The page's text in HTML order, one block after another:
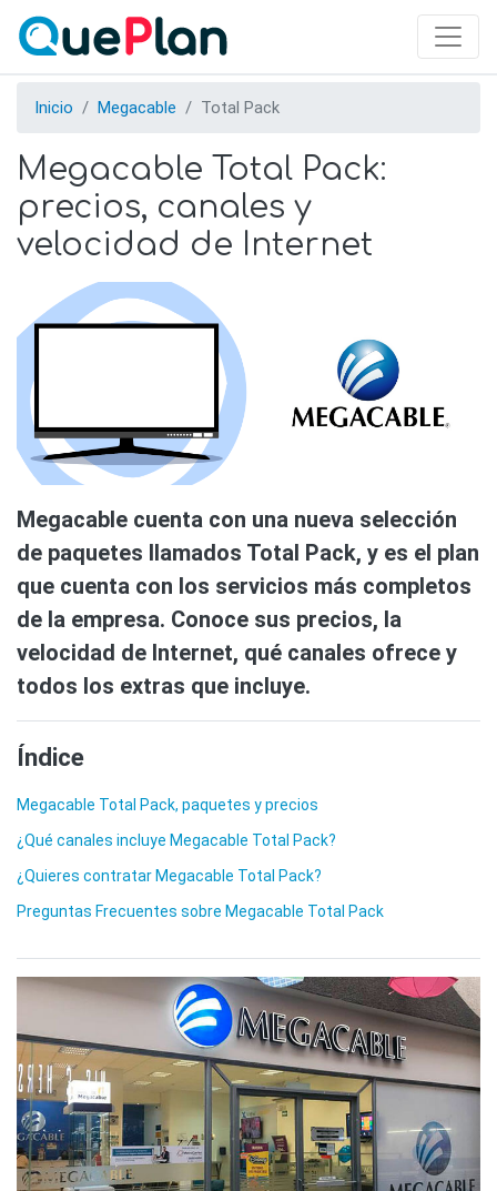
Inicio Megacable Total Pack
Megacable Total Pack:
precios, canales y
velocidad de Internet
Megacable cuenta con una nueva selección
de paquetes llamados Total Pack, y es el plan
que cuenta con los servicios más completos
de la empresa. Conoce sus precios, la
velocidad de Internet, qué canales ofrece y
todos los extras que incluye.
Índice
Megacable Total Pack, paquetes y precios
¿Qué canales incluye Megacable Total Pack?
¿Quieres contratar Megacable Total Pack?
Preguntas Frecuentes sobre Megacable Total Pack